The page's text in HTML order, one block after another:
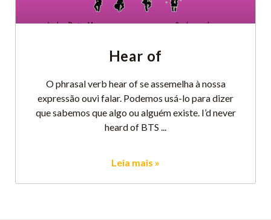
Hear of
O phrasal verb hear of se assemelha à nossa
expressão ouvi falar. Podemos usá-lo para dizer
que sabemos que algo ou alguém existe. I’d never
heard of BTS
Leia mais »